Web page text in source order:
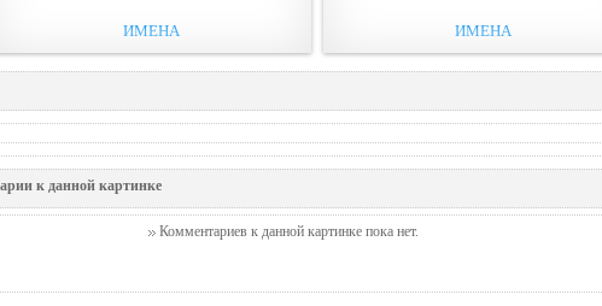
ИМЕНА ИМЕНА
к данной картинке
Комментариев к данной картинке пока нет.